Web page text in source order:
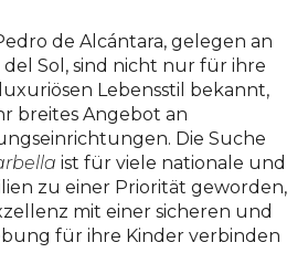
de Alcántara, gelegen an
del Sol, sind nicht nur für ihre
Lebensstil bekannt,
breites Angebot an
Die Suche
ist für viele nationale und
zu einer Priorität geworden,
mit einer sicheren und
für ihre Kinder verbinden